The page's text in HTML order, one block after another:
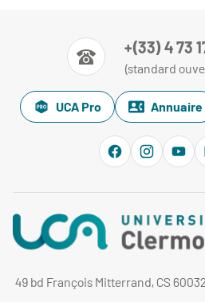
+(33) 4 73
(standard
UCA Pro Annuaire
49 bd François Mitterrand, CS